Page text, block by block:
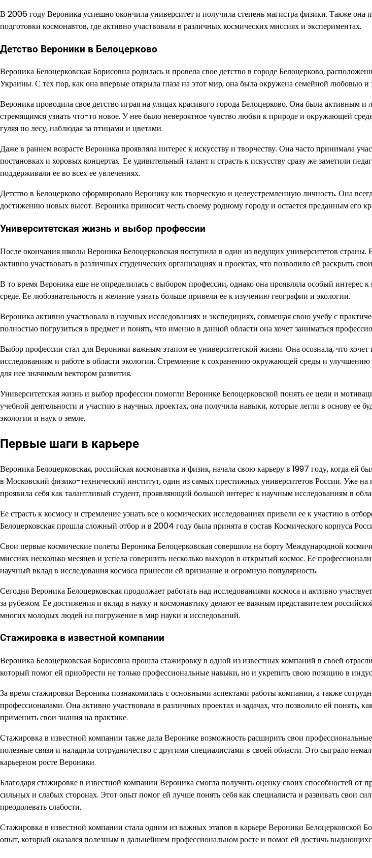
В 2006 году Вероника успешно окончила университет и получила степень магистра физики. Также она
подготовки космонавтов, где активно участвовала в различных космических миссиях и экспериментах.
Детство Вероники в Белоцерково
Вероника Белоцерковская Борисовна родилась и провела свое детство в городе Белоцерково,
Украины. С тех пор, как она впервые открыла глаза на этот мир, она была окружена семейной любовью и
Вероника проводила свое детство играя на улицах красивого города Белоцерково. Она была активным
стремящимся узнать что-то новое. У нее было невероятное чувство любви к природе и окружающей
гуляя по лесу, наблюдая за птицами и цветами.
Даже в раннем возрасте Вероника проявляла интерес к искусству и творчеству. Она часто принимала
постановках и хоровых концертах. Ее удивительный талант и страсть к искусству сразу же заметили
поддерживали ее во всех ее увлечениях.
Детство в Белоцерково сформировало Веронику как творческую и целеустремленную личность. Она
достижению новых высот. Вероника приносит честь своему родному городу и остается преданным его
Университетская жизнь и выбор профессии
После окончания школы Вероника Белоцерковская поступила в один из ведущих университетов страны.
активно участвовать в различных студенческих организациях и проектах, что позволило ей раскрыть
В то время Вероника еще не определилась с выбором профессии, однако она проявляла особый интерес
среде. Ее любознательность и желание узнать больше привели ее к изучению географии и экологии.
Вероника активно участвовала в научных исследованиях и экспедициях, совмещая свою учебу с
полностью погрузиться в предмет и понять, что именно в данной области она хочет заниматься
Выбор профессии стал для Вероники важным этапом ее университетской жизни. Она осознала, что хочет
исследованиям и работе в области экологии. Стремление к сохранению окружающей среды и улучшению
для нее значимым вектором развития.
Университетская жизнь и выбор профессии помогли Веронике Белоцерковской понять ее цели и
учебной деятельности и участию в научных проектах, она получила навыки, которые легли в основу ее
экологии и наук о земле.
Первые шаги в карьере
Вероника Белоцерковская, российская космонавтка и физик, начала свою карьеру в 1997 году, когда ей
в Московский физико-технический институт, один из самых престижных университетов России. Уже на
проявила себя как талантливый студент, проявляющий большой интерес к научным исследованиям в
Ее страсть к космосу и стремление узнать все о космических исследованиях привели ее к участию в
Белоцерковская прошла сложный отбор и в 2004 году была принята в состав Космического корпуса
Свои первые космические полеты Вероника Белоцерковская совершила на борту Международной
миссиях несколько месяцев и успела совершить несколько выходов в открытый космос. Ее
научный вклад в исследования космоса принесли ей признание и огромную популярность.
Сегодня Вероника Белоцерковская продолжает работать над исследованиями космоса и активно
за рубежом. Ее достижения и вклад в науку и космонавтику делают ее важным представителем
многих молодых людей на погружение в мир науки и исследований.
Стажировка в известной компании
Вероника Белоцерковская Борисовна прошла стажировку в одной из известных компаний в своей
который помог ей приобрести не только профессиональные навыки, но и укрепить свою позицию в
За время стажировки Вероника познакомилась с основными аспектами работы компании, а также
профессионалами. Она активно участвовала в различных проектах и задачах, что позволило ей понять,
применить свои знания на практике.
Стажировка в известной компании также дала Веронике возможность расширить свои
полезные связи и наладила сотрудничество с другими специалистами в своей области. Это сыграло
карьерном росте Вероники.
Благодаря стажировке в известной компании Вероника смогла получить оценку своих способностей от
сильных и слабых сторонах. Этот опыт помог ей лучше понять себя как специалиста и развивать свои
преодолевать слабости.
Стажировка в известной компании стала одним из важных этапов в карьере Вероники Белоцерковской
опыт, который оказался полезным в дальнейшем профессиональном росте и помог ей достичь